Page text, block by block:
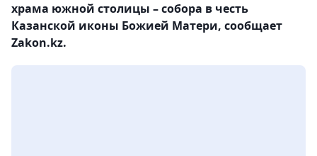
храма южной столицы – собора в честь
Казанской иконы Божией Матери, сообщает
Zakon.kz.